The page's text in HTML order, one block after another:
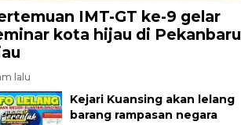
IMT-GT ke-9 gelar
kota hijau di Pekanbaru
lalu
Kejari Kuansing akan lelang
barang rampasan negara